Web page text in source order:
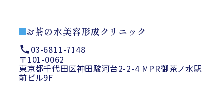
お茶の水美容形成クリニック
03-6811-7148
〒101-0062
東京都千代田区神田駿河台2-2-4 MPR御茶ノ水駅
前ビル9F